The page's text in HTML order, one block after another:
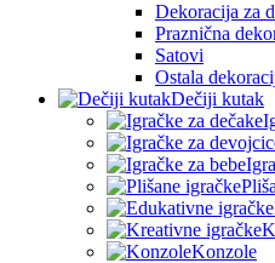
Dekoracija za
Praznična
Satovi
Ostala
Dečiji kutak
Konzole